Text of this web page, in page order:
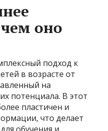
оно
подход к
в возрасте от
на
потенциала. В этот
пластичен и
что делает